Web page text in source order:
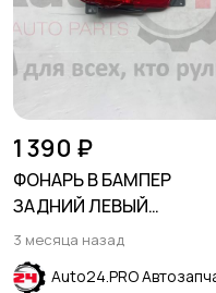
1 390 ₽
ФОНАРЬ В БАМПЕР
ЗАДНИЙ ЛЕВЫЙ
CHEVROLET CRUZE 2009-
(H/B)
3 месяца назад